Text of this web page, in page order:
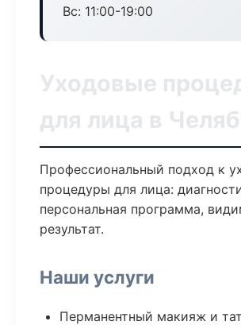
Вс: 11:00-19:00
Уходовые
для лица в
Профессиональный подход к
процедуры для лица:
персональная программа,
результат.
Наши услуги
Перманентный макияж и